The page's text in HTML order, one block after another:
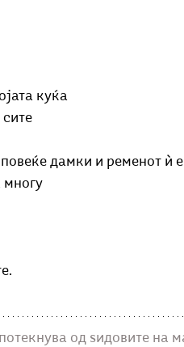
куќа
сите
дамки и ременот ѝ
многу
од ѕидовите на